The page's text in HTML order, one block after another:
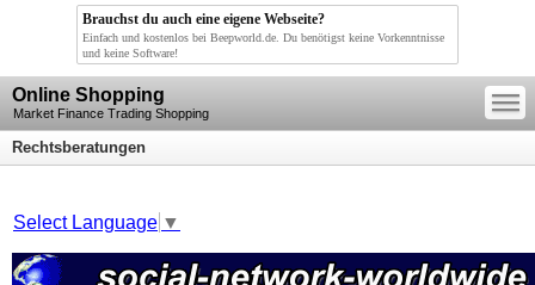
Brauchst du auch eine eigene Webseite?
Einfach und kostenlos bei Beepworld.de. Du benötigst keine Vorkenntnisse
und keine Software!
Online Shopping
Market Finance Trading Shopping
—
—
—
Rechtsberatungen
Select Language ▼